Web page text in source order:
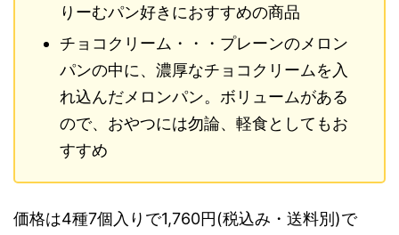
りーむパン好きにおすすめの商品
チョコクリーム・・・プレーンのメロン
パンの中に、濃厚なチョコクリームを入
れ込んだメロンパン。ボリュームがある
ので、おやつには勿論、軽食としてもお
すすめ
価格は4種7個入りで1,760円(税込み・送料別)で